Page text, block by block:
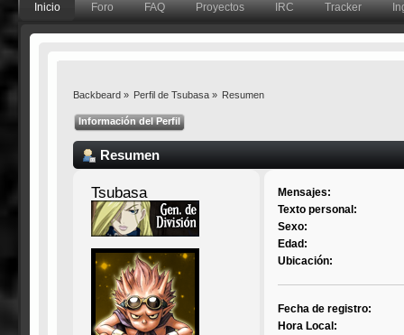
Inicio Foro FAQ Proyectos IRC Tracker
Backbeard» Perfil de Tsubasa» Resumen
Información del Perfil
Resumen
Tsubasa
Mensajes:
Texto personal:
Sexo:
Edad:
Ubicación:
Fecha de registro:
Hora Local: